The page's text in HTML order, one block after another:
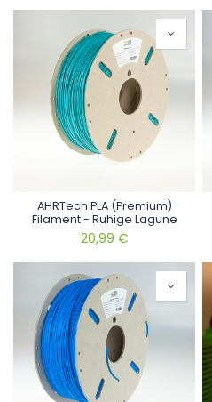
AHRTech PLA (Premium)
Filament - Ruhige Lagune
20,99 €